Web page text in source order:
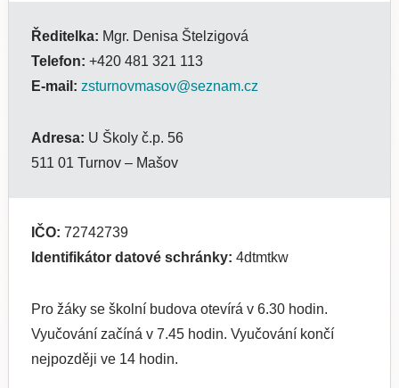
Ředitelka: Mgr. Denisa Štelzigová
Telefon: +420 481 321 113
E-mail: zsturnovmasov@seznam.cz
Adresa: U Školy č.p. 56
511 01 Turnov – Mašov
IČO: 72742739
Identifikátor datové schránky: 4dtmtkw
Pro žáky se školní budova otevírá v 6.30 hodin.
Vyučování začíná v 7.45 hodin. Vyučování končí
nejpozději ve 14 hodin.